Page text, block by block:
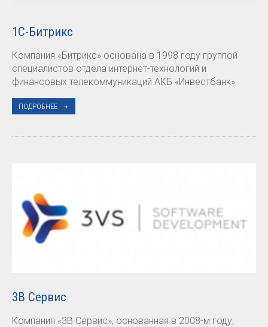
1С-Битрикс
Компания «Битрикс» основана в 1998 году группой
специалистов отдела интернет-технологий и
финансовых телекоммуникаций АКБ «Инвестбанк»
ПОДРОБНЕЕ
3В Сервис
Компания «3В Сервис», основанная в 2008-м году,